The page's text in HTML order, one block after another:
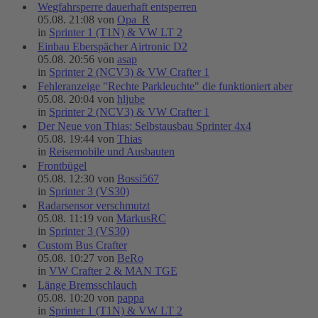
Wegfahrsperre dauerhaft entsperren
05.08. 21:08 von Opa_R
in Sprinter 1 (T1N) & VW LT 2
Einbau Eberspächer Airtronic D2
05.08. 20:56 von asap
in Sprinter 2 (NCV3) & VW Crafter 1
Fehleranzeige "Rechte Parkleuchte" die funktioniert aber
05.08. 20:04 von hljube
in Sprinter 2 (NCV3) & VW Crafter 1
Der Neue von Thias: Selbstausbau Sprinter 4x4
05.08. 19:44 von Thias
in Reisemobile und Ausbauten
Frontbügel
05.08. 12:30 von Bossi567
in Sprinter 3 (VS30)
Radarsensor verschmutzt
05.08. 11:19 von MarkusRC
in Sprinter 3 (VS30)
Custom Bus Crafter
05.08. 10:27 von BeRo
in VW Crafter 2 & MAN TGE
Länge Bremsschlauch
05.08. 10:20 von pappa
in Sprinter 1 (T1N) & VW LT 2